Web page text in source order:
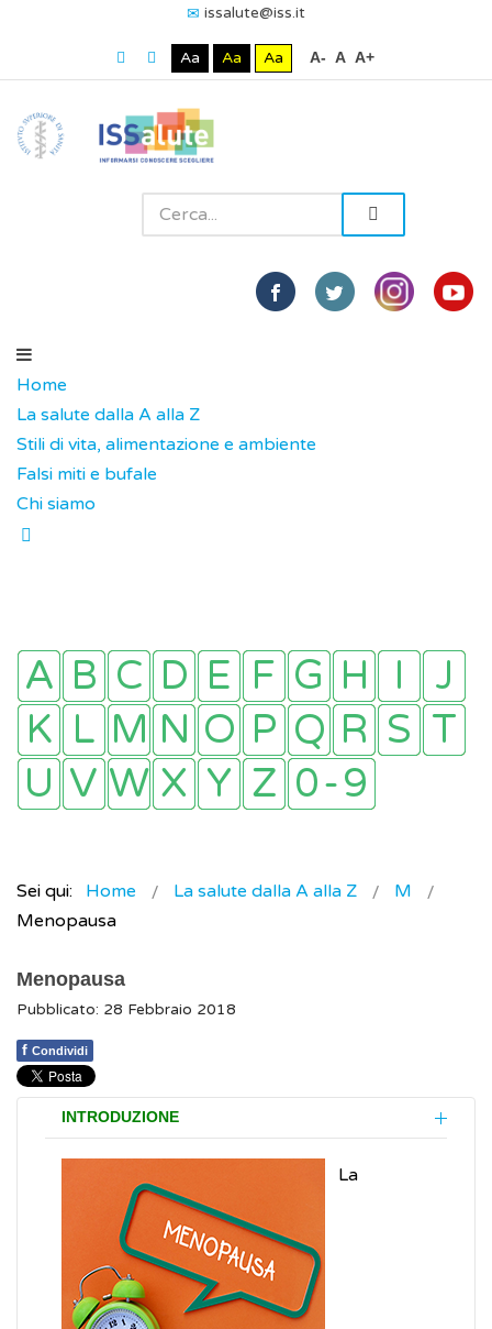
issalute@iss.it
Aa Aa Aa A- A A+
Home
La salute dalla A alla Z
Stili di vita, alimentazione e ambiente
Falsi miti e bufale
Chi siamo
Sei qui: Home La salute dalla A alla Z
M
Menopausa
Menopausa
Pubblicato: 28 Febbraio 2018
f Condividi
INTRODUZIONE
La